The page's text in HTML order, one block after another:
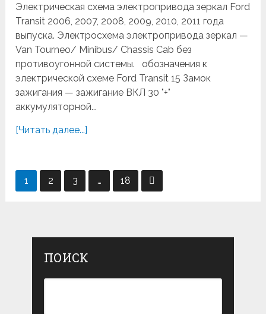
Электрическая схема электропривода зеркал Ford
Transit 2006, 2007, 2008, 2009, 2010, 2011 года
выпуска. Электросхема электропривода зеркал —
Van Tourneo/ Minibus/ Chassis Cab без
противоугонной системы. обозначения к
электрической схеме Ford Transit 15 Замок
зажигания — зажигание ВКЛ 30 "+"
аккумуляторной...
[Читать далее...]
Навигация
1 2 3 … 18
ПОИСК